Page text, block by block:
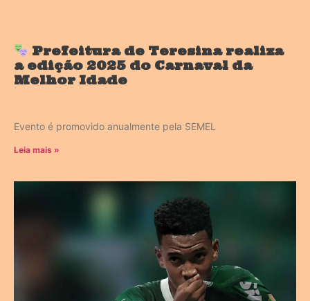
Prefeitura de Teresina realiza
a edição 2025 do Carnaval da
Melhor Idade
Evento é promovido anualmente pela SEMEL
Leia mais »